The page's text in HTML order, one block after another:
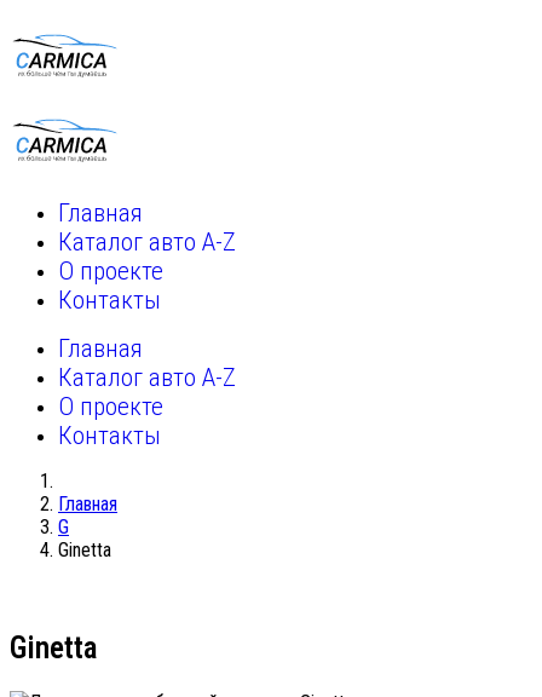
Главная
Каталог авто A-Z
О проекте
Контакты
Главная
Каталог авто A-Z
О проекте
Контакты
Главная
G
Ginetta
Ginetta